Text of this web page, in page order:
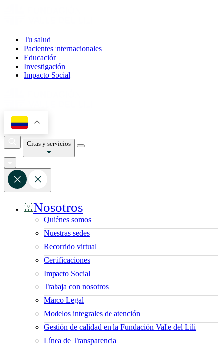
Tu salud
Pacientes internacionales
Educación
Investigación
Impacto Social
Citas y servicios
Nosotros
Quiénes somos
Nuestras sedes
Recorrido virtual
Certificaciones
Impacto Social
Trabaja con nosotros
Marco Legal
Modelos integrales de atención
Gestión de calidad en la Fundación Valle del Lili
Línea de Transparencia